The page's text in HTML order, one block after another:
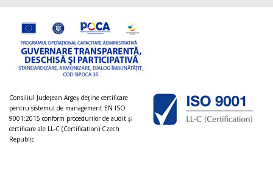
Consiliul Judeţean Argeș deţine certificare
pentru sistemul de management EN ISO
9001:2015 conform procedurilor de audit şi
certificare ale LL-C (Certification) Czech
Republic